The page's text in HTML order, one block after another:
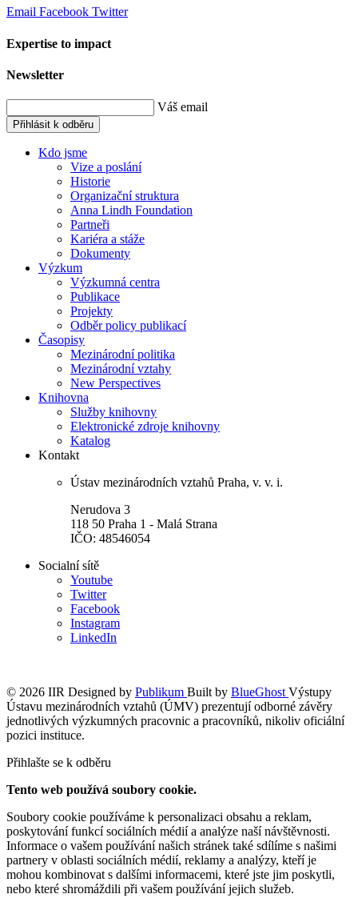
Email Facebook Twitter
Expertise to impact
Newsletter
Váš email
Přihlásit k odběru
Kdo jsme
Vize a poslání
Historie
Organizační struktura
Anna Lindh Foundation
Partneři
Kariéra a stáže
Dokumenty
Výzkum
Výzkumná centra
Publikace
Projekty
Odběr policy publikací
Časopisy
Mezinárodní politika
Mezinárodní vztahy
New Perspectives
Knihovna
Služby knihovny
Elektronické zdroje knihovny
Katalog
Kontakt
Ústav mezinárodních vztahů Praha, v. v. i.
Nerudova 3
118 50 Praha 1 - Malá Strana
IČO: 48546054
Socialní sítě
Youtube
Twitter
Facebook
Instagram
LinkedIn
© 2026 IIR Designed by Publikum Built by BlueGhost Výstupy
Ústavu mezinárodních vztahů (ÚMV) prezentují odborné závěry
jednotlivých výzkumných pracovnic a pracovníků, nikoliv oficiální
pozici instituce.
Přihlašte se k odběru
Tento web používá soubory cookie.
Soubory cookie používáme k personalizaci obsahu a reklam,
poskytování funkcí sociálních médií a analýze naší návštěvnosti.
Informace o vašem používání našich stránek také sdílíme s našimi
partnery v oblasti sociálních médií, reklamy a analýzy, kteří je
mohou kombinovat s dalšími informacemi, které jste jim poskytli,
nebo které shromáždili při vašem používání jejich služeb.